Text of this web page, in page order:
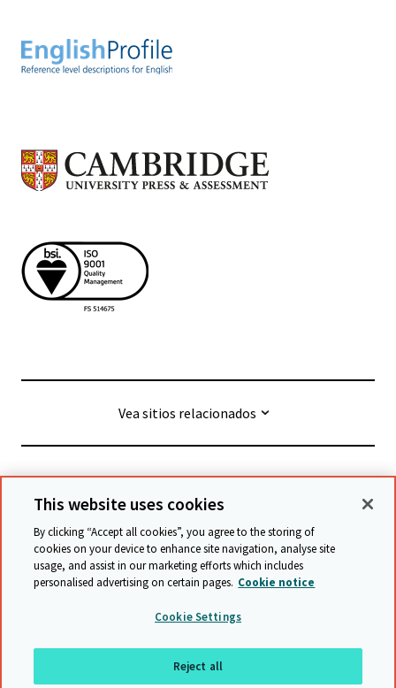
Vea sitios relacionados
© Cambridge University Press & Assessment
Términos y condiciones
Protección de datos
Declaración de accesibilidad
Declaración sobre la esclavitud moderna
Política de protección y salvaguarda
Mapa del sitio
This website uses cookies
By clicking “Accept all cookies”, you agree to the storing of
cookies on your device to enhance site navigation, analyse site
usage, and assist in our marketing efforts which includes
personalised advertising on certain pages. Cookie notice
Cookie Settings
Reject all